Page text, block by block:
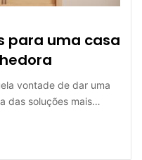
para uma casa
vontade de dar uma
das soluções mais…